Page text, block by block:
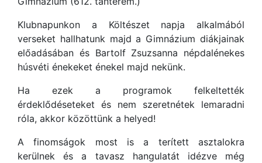
Klubnapunkon a Költészet napja alkalmából
verseket hallhatunk majd a Gimnázium diákjainak
előadásában és Bartolf Zsuzsanna népdalénekes
húsvéti énekeket énekel majd nekünk.
Ha ezek a programok felkeltették
érdeklődéseteket és nem szeretnétek lemaradni
róla, akkor közöttünk a helyed!
A finomságok most is a terített asztalokra
kerülnek és a tavasz hangulatát idézve még